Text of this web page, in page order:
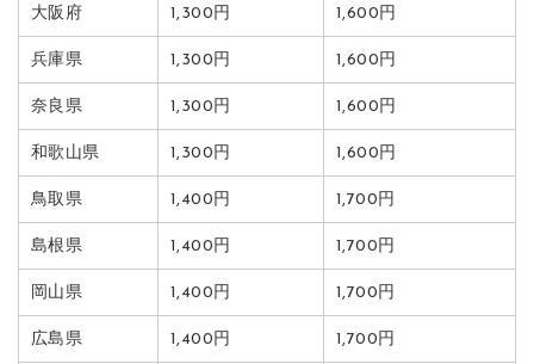
大阪府 1,300円 1,600円
兵庫県 1,300円 1,600円
奈良県 1,300円 1,600円
和歌山県 1,300円 1,600円
鳥取県 1,400円 1,700円
島根県 1,400円 1,700円
岡山県 1,400円 1,700円
広島県 1,400円 1,700円